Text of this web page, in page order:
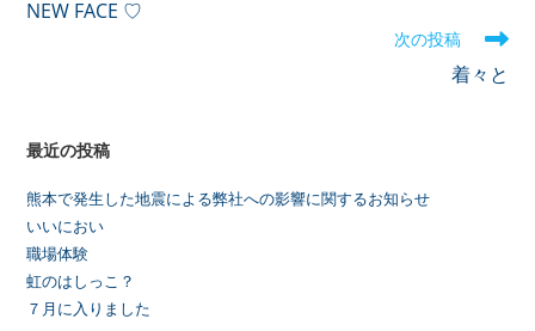
NEW FACE ♡
次の投稿
着々と
最近の投稿
熊本で発生した地震による弊社への影響に関するお知らせ
いいにおい
職場体験
虹のはしっこ？
７月に入りました